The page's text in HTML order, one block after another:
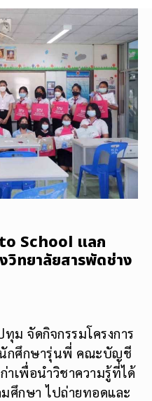
School แลก
วิทยาลัยสารพัดช่าง
จัดกิจกรรมโครงการ
นักศึกษารุ่นพี่ คณะบัญชี
าเพื่อนำวิชาความรู้ที่ได้
ศึกษา ไปถ่ายทอดและ